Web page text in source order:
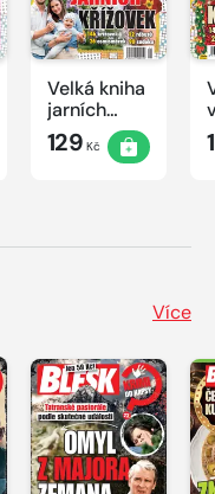
Velká kniha
jarních
křížovek
2026
129 Kč
Více